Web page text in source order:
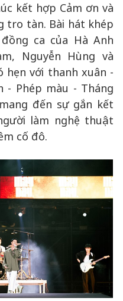
kết hợp Cảm ơn và
tro tàn. Bài hát khép
ca của Hà Anh
Nguyễn Hùng và
hẹn với thanh xuân -
- Phép màu - Tháng
đến sự gắn kết
làm nghệ thuật
cố đô.